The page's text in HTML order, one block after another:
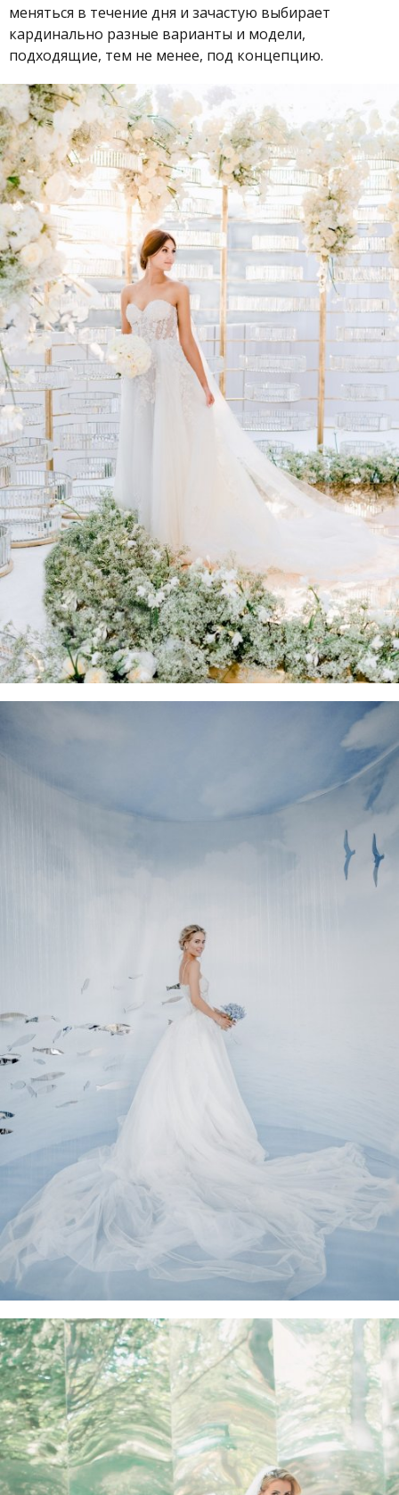
меняться в течение дня и зачастую выбирает
кардинально разные варианты и модели,
подходящие, тем не менее, под концепцию.